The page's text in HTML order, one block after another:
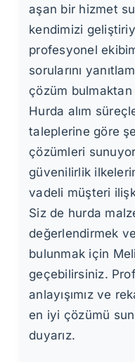
aşan bir hizmet
kendimizi
profesyonel
sorularını
çözüm
Hurda alım
taleplerine göre
çözümleri
güvenilirlik
vadeli müşteri
Siz de hurda
değerlendirmek
bulunmak için
geçebilirsiniz.
anlayışımız ve
en iyi çözümü
duyarız.